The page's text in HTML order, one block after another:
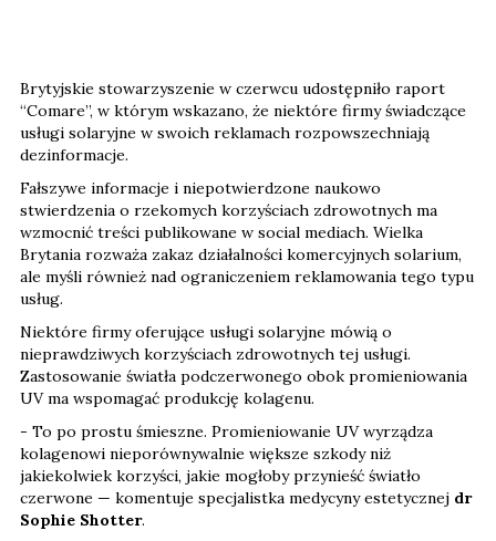
Brytyjskie stowarzyszenie w czerwcu udostępniło raport
“Comare”, w którym wskazano, że niektóre firmy świadczące
usługi solaryjne w swoich reklamach rozpowszechniają
dezinformacje.
Fałszywe informacje i niepotwierdzone naukowo
stwierdzenia o rzekomych korzyściach zdrowotnych ma
wzmocnić treści publikowane w social mediach. Wielka
Brytania rozważa zakaz działalności komercyjnych solarium,
ale myśli również nad ograniczeniem reklamowania tego typu
usług.
Niektóre firmy oferujące usługi solaryjne mówią o
nieprawdziwych korzyściach zdrowotnych tej usługi.
Zastosowanie światła podczerwonego obok promieniowania
UV ma wspomagać produkcję kolagenu.
- To po prostu śmieszne. Promieniowanie UV wyrządza
kolagenowi nieporównywalnie większe szkody niż
jakiekolwiek korzyści, jakie mogłoby przynieść światło
czerwone — komentuje specjalistka medycyny estetycznej dr
Sophie Shotter.